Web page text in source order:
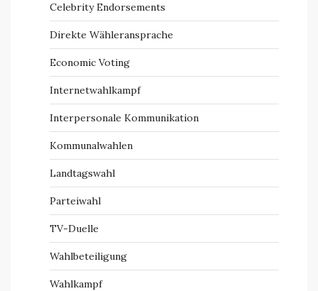
Celebrity Endorsements
Direkte Wähleransprache
Economic Voting
Internetwahlkampf
Interpersonale Kommunikation
Kommunalwahlen
Landtagswahl
Parteiwahl
TV-Duelle
Wahlbeteiligung
Wahlkampf